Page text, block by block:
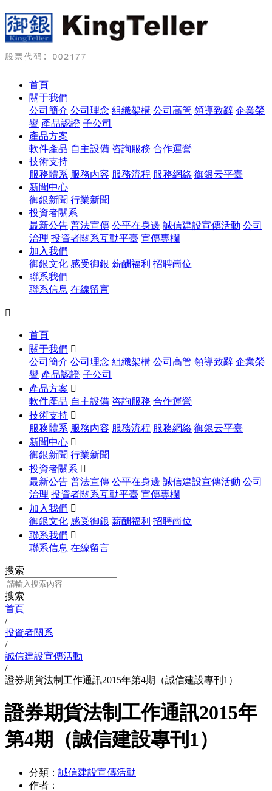
首頁
關于我們
公司簡介 公司理念 組織架構 公司高管 領導致辭 企業榮
譽 產品認證 子公司
產品方案
軟件產品 自主設備 咨詢服務 合作運營
技術支持
服務體系 服務內容 服務流程 服務網絡 御銀云平臺
新聞中心
御銀新聞 行業新聞
投資者關系
最新公告 普法宣傳 公平在身邊 誠信建設宣傳活動 公司
治理 投資者關系互動平臺 宣傳專欄
加入我們
御銀文化 感受御銀 薪酬福利 招聘崗位
聯系我們
聯系信息 在線留言

首頁
關于我們 
公司簡介 公司理念 組織架構 公司高管 領導致辭 企業榮
譽 產品認證 子公司
產品方案 
軟件產品 自主設備 咨詢服務 合作運營
技術支持 
服務體系 服務內容 服務流程 服務網絡 御銀云平臺
新聞中心 
御銀新聞 行業新聞
投資者關系 
最新公告 普法宣傳 公平在身邊 誠信建設宣傳活動 公司
治理 投資者關系互動平臺 宣傳專欄
加入我們 
御銀文化 感受御銀 薪酬福利 招聘崗位
聯系我們 
聯系信息 在線留言
搜索
搜索
首頁
/
投資者關系
/
誠信建設宣傳活動
/
證券期貨法制工作通訊2015年第4期（誠信建設專刊1）
證券期貨法制工作通訊2015年
第4期（誠信建設專刊1）
分類： 誠信建設宣傳活動
作者：